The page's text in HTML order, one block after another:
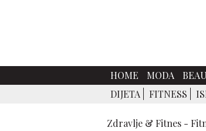
HOME MODA
DIJETA
FITNESS
Zdravlje & Fitnes -